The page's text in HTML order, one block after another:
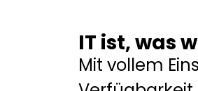
IT ist, was
Mit vollem